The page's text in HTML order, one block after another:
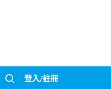
登入/註冊